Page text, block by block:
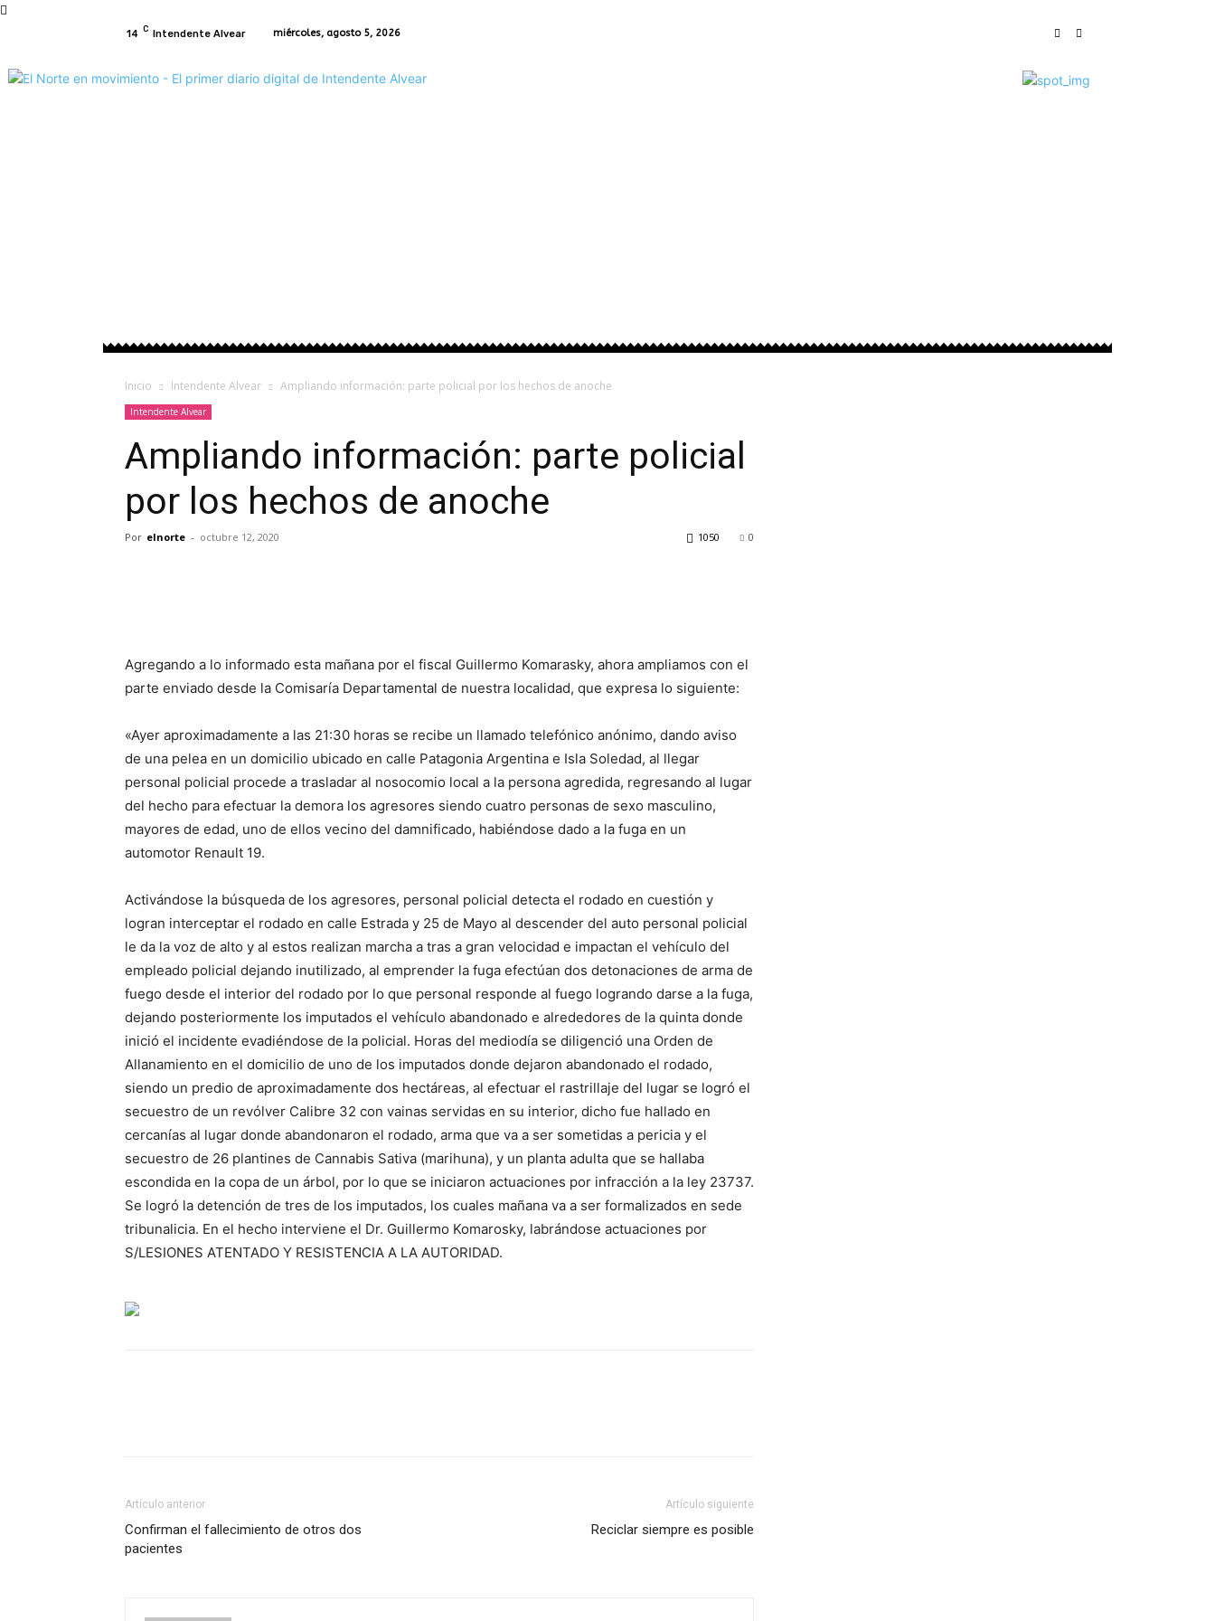
14 C Intendente Alvear miércoles, agosto 5, 2026
Inicio Intendente Alvear Ampliando información: parte policial por los hechos de anoche
Intendente Alvear
Ampliando información: parte policial
por los hechos de anoche
Por elnorte - octubre 12, 2020 0
1050
Agregando a lo informado esta mañana por el fiscal Guillermo Komarasky, ahora ampliamos con el
parte enviado desde la Comisaría Departamental de nuestra localidad, que expresa lo siguiente:
«Ayer aproximadamente a las 21:30 horas se recibe un llamado telefónico anónimo, dando aviso
de una pelea en un domicilio ubicado en calle Patagonia Argentina e Isla Soledad, al llegar
personal policial procede a trasladar al nosocomio local a la persona agredida, regresando al lugar
del hecho para efectuar la demora los agresores siendo cuatro personas de sexo masculino,
mayores de edad, uno de ellos vecino del damnificado, habiéndose dado a la fuga en un
automotor Renault 19.
Activándose la búsqueda de los agresores, personal policial detecta el rodado en cuestión y
logran interceptar el rodado en calle Estrada y 25 de Mayo al descender del auto personal policial
le da la voz de alto y al estos realizan marcha a tras a gran velocidad e impactan el vehículo del
empleado policial dejando inutilizado, al emprender la fuga efectúan dos detonaciones de arma de
fuego desde el interior del rodado por lo que personal responde al fuego logrando darse a la fuga,
dejando posteriormente los imputados el vehículo abandonado e alrededores de la quinta donde
inició el incidente evadiéndose de la policial. Horas del mediodía se diligenció una Orden de
Allanamiento en el domicilio de uno de los imputados donde dejaron abandonado el rodado,
siendo un predio de aproximadamente dos hectáreas, al efectuar el rastrillaje del lugar se logró el
secuestro de un revólver Calibre 32 con vainas servidas en su interior, dicho fue hallado en
cercanías al lugar donde abandonaron el rodado, arma que va a ser sometidas a pericia y el
secuestro de 26 plantines de Cannabis Sativa (marihuna), y un planta adulta que se hallaba
escondida en la copa de un árbol, por lo que se iniciaron actuaciones por infracción a la ley 23737.
Se logró la detención de tres de los imputados, los cuales mañana va a ser formalizados en sede
tribunalicia. En el hecho interviene el Dr. Guillermo Komarosky, labrándose actuaciones por
S/LESIONES ATENTADO Y RESISTENCIA A LA AUTORIDAD.
Artículo anterior
Confirman el fallecimiento de otros dos
pacientes
Artículo siguiente
Reciclar siempre es posible